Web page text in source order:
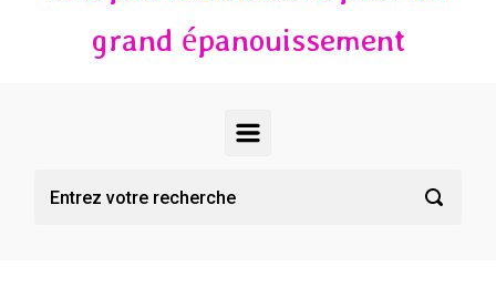
grand épanouissement